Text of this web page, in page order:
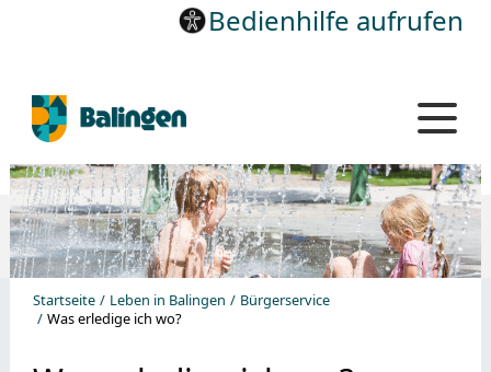
Bedienhilfe aufrufen
Startseite Leben in Balingen
Bürgerservice
Was erledige ich wo?